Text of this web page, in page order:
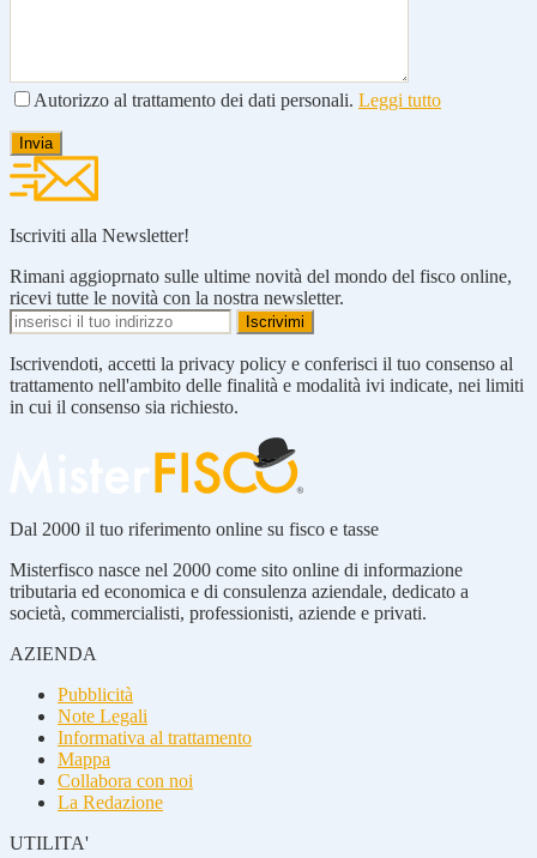
Autorizzo al trattamento dei dati personali. Leggi tutto
Iscriviti alla Newsletter!
Rimani aggioprnato sulle ultime novità del mondo del fisco online,
ricevi tutte le novità con la nostra newsletter.
Iscrivendoti, accetti la privacy policy e conferisci il tuo consenso al
trattamento nell'ambito delle finalità e modalità ivi indicate, nei limiti
in cui il consenso sia richiesto.
Dal 2000 il tuo riferimento online su fisco e tasse
Misterfisco nasce nel 2000 come sito online di informazione
tributaria ed economica e di consulenza aziendale, dedicato a
società, commercialisti, professionisti, aziende e privati.
AZIENDA
Pubblicità
Note Legali
Informativa al trattamento
Mappa
Collabora con noi
La Redazione
UTILITA'